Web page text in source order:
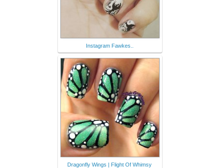
Instagram Fawkes..
Dragonfly Wings | Flight Of Whimsy